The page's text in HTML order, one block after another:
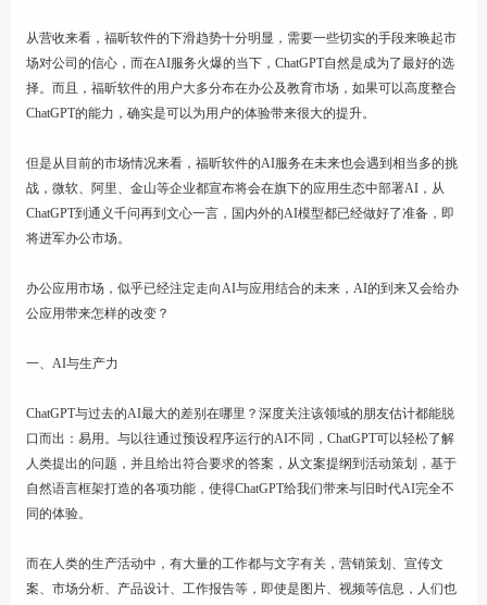
从营收来看，福昕软件的下滑趋势十分明显，需要一些切实的手段来唤起市
场对公司的信心，而在AI服务火爆的当下，ChatGPT自然是成为了最好的选
择。而且，福昕软件的用户大多分布在办公及教育市场，如果可以高度整合
ChatGPT的能力，确实是可以为用户的体验带来很大的提升。
但是从目前的市场情况来看，福昕软件的AI服务在未来也会遇到相当多的挑
战，微软、阿里、金山等企业都宣布将会在旗下的应用生态中部署AI，从
ChatGPT到通义千问再到文心一言，国内外的AI模型都已经做好了准备，即
将进军办公市场。
办公应用市场，似乎已经注定走向AI与应用结合的未来，AI的到来又会给办
公应用带来怎样的改变？
一、AI与生产力
ChatGPT与过去的AI最大的差别在哪里？深度关注该领域的朋友估计都能脱
口而出：易用。与以往通过预设程序运行的AI不同，ChatGPT可以轻松了解
人类提出的问题，并且给出符合要求的答案，从文案提纲到活动策划，基于
自然语言框架打造的各项功能，使得ChatGPT给我们带来与旧时代AI完全不
同的体验。
而在人类的生产活动中，有大量的工作都与文字有关，营销策划、宣传文
案、市场分析、产品设计、工作报告等，即使是图片、视频等信息，人们也